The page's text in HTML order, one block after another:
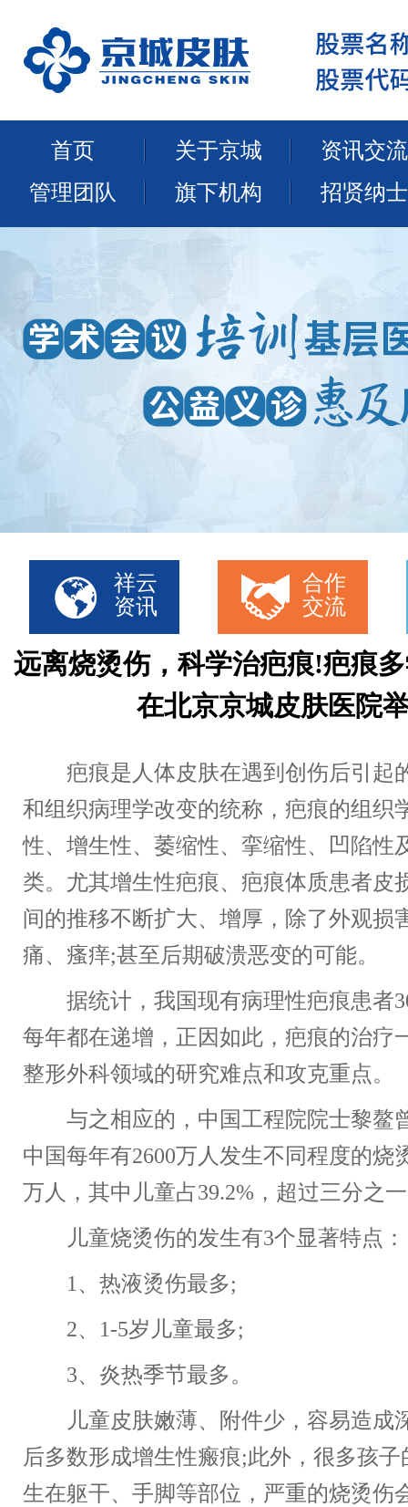
首页 关于京城
资讯交流
管理团队
旗下机构 招贤纳士
祥云
资讯
合作
交流
远离烧烫伤，科学治疤痕!疤痕
在北京京城皮肤医院
疤痕是人体皮肤在遇到创伤后引起
和组织病理学改变的统称，疤痕的组织
性、增生性、萎缩性、挛缩性、凹陷性
类。尤其增生性疤痕、疤痕体质患者皮
间的推移不断扩大、增厚，除了外观损
痛、瘙痒;甚至后期破溃恶变的可能。
据统计，我国现有病理性疤痕患者
每年都在递增，正因如此，疤痕的治疗
整形外科领域的研究难点和攻克重点。
与之相应的，中国工程院院士黎鳌
中国每年有2600万人发生不同程度的烧
万人，其中儿童占39.2%，超过三分之
儿童烧烫伤的发生有3个显著特点：
1、热液烫伤最多;
2、1-5岁儿童最多;
3、炎热季节最多。
儿童皮肤嫩薄、附件少，容易造成
后多数形成增生性瘢痕;此外，很多孩
生在躯干、手脚等部位，严重的烧烫伤